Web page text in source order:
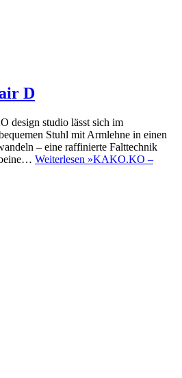
D
design studio lässt sich im
Stuhl mit Armlehne in einen
– eine raffinierte Falttechnik
Weiterlesen »KAKO.KO –